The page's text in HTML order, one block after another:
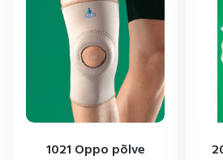
1021 Oppo põlve